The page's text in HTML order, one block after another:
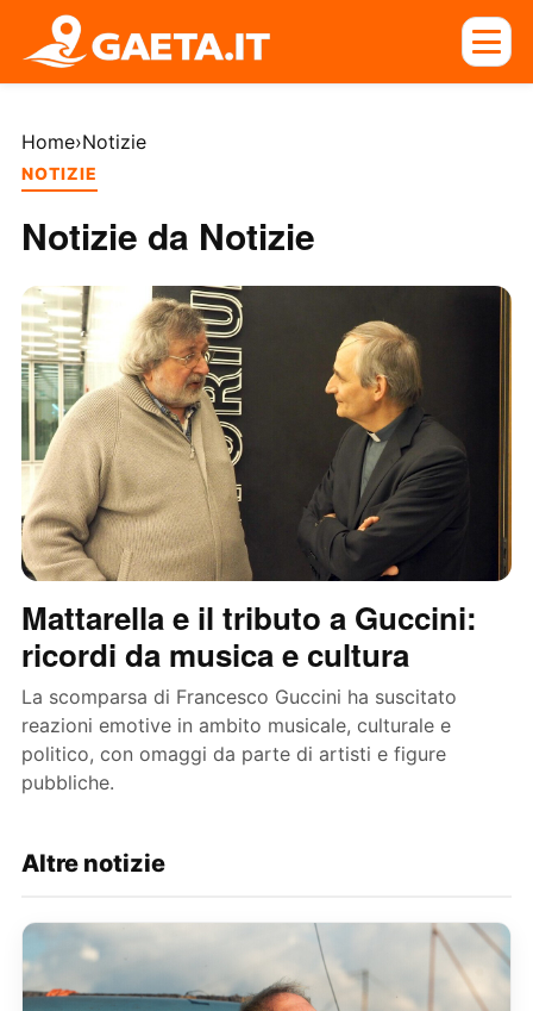
Home›Notizie
NOTIZIE
Notizie da Notizie
Mattarella e il tributo a Guccini:
ricordi da musica e cultura
La scomparsa di Francesco Guccini ha suscitato
reazioni emotive in ambito musicale, culturale e
politico, con omaggi da parte di artisti e figure
pubbliche.
Altre notizie